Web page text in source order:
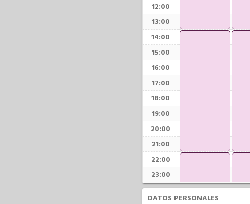
12:00
13:00
14:00
15:00
16:00
17:00
18:00
19:00
20:00
21:00
22:00
23:00
DATOS PERSONALES